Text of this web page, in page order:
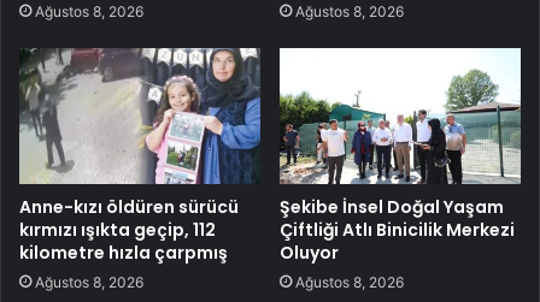
Ağustos 8, 2026 Ağustos 8, 2026
Anne-kızı öldüren sürücü
kırmızı ışıkta geçip, 112
kilometre hızla çarpmış
Ağustos 8, 2026
Şekibe İnsel Doğal Yaşam
Çiftliği Atlı Binicilik Merkezi
Oluyor
Ağustos 8, 2026